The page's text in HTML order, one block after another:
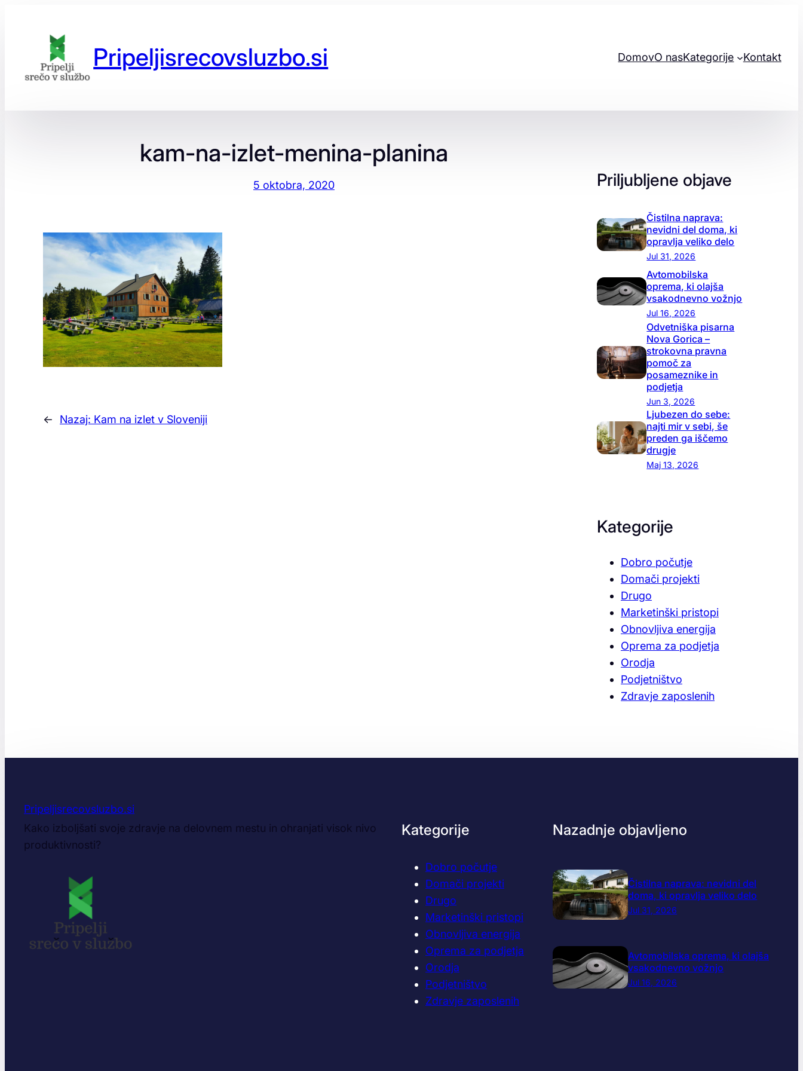
Pripeljisrecovsluzbo.si DomovO nasKategorije Kontakt
kam-na-izlet-menina-planina
5 oktobra, 2020
← Nazaj: Kam na izlet v Sloveniji
Priljubljene objave
Čistilna naprava:
nevidni del doma, ki
opravlja veliko delo
Jul 31, 2026
Avtomobilska
oprema, ki olajša
vsakodnevno vožnjo
Jul 16, 2026
Odvetniška pisarna
Nova Gorica –
strokovna pravna
pomoč za
posameznike in
podjetja
Jun 3, 2026
Ljubezen do sebe:
najti mir v sebi, še
preden ga iščemo
drugje
Maj 13, 2026
Kategorije
Dobro počutje
Domači projekti
Drugo
Marketinški pristopi
Obnovljiva energija
Oprema za podjetja
Orodja
Podjetništvo
Zdravje zaposlenih
Pripeljisrecovsluzbo.si
Kako izboljšati svoje zdravje na delovnem mestu in ohranjati visok nivo
produktivnosti?
Kategorije
Dobro počutje
Domači projekti
Drugo
Marketinški pristopi
Obnovljiva energija
Oprema za podjetja
Orodja
Podjetništvo
Zdravje zaposlenih
Nazadnje objavljeno
Čistilna naprava: nevidni del
doma, ki opravlja veliko delo
Jul 31, 2026
Avtomobilska oprema, ki olajša
vsakodnevno vožnjo
Jul 16, 2026